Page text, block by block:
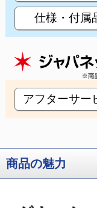
仕様・付属
アフターサー
商品の魅力